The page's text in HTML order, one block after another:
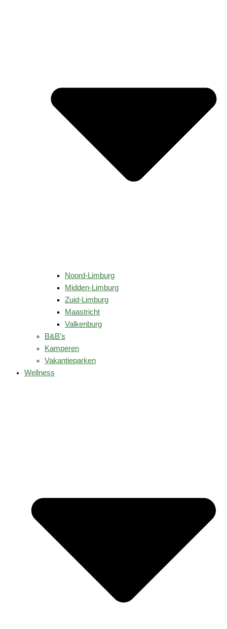
Noord-Limburg
Midden-Limburg
Zuid-Limburg
Maastricht
Valkenburg
B&B’s
Kamperen
Vakantieparken
Wellness